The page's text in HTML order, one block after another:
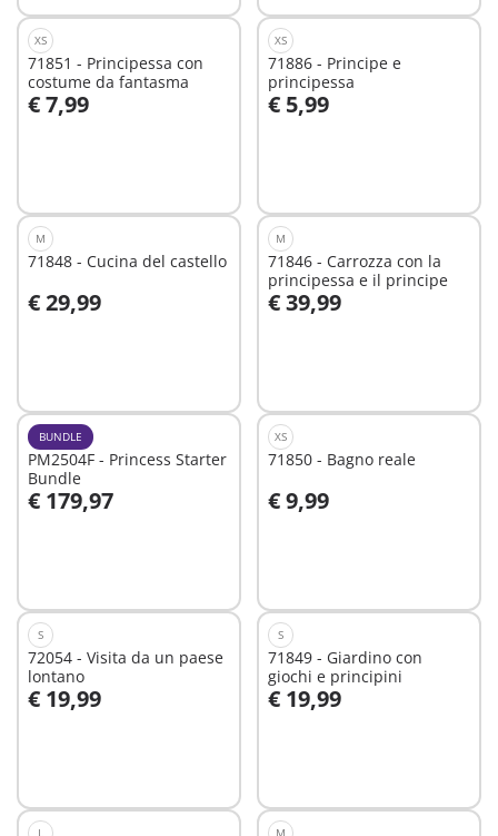
XS
71851 - Principessa con
costume da fantasma
€ 7,99
Aggiungi al carrello
XS
71886 - Principe e
principessa
€ 5,99
Aggiungi al carrello
M
71848 - Cucina del castello
€ 29,99
Aggiungi al carrello
M
71846 - Carrozza con la
principessa e il principe
€ 39,99
Aggiungi al carrello
BUNDLE
PM2504F - Princess Starter
Bundle
€ 179,97
Aggiungi al carrello
XS
71850 - Bagno reale
€ 9,99
Aggiungi al carrello
S
72054 - Visita da un paese
lontano
€ 19,99
Aggiungi al carrello
S
71849 - Giardino con
giochi e principini
€ 19,99
Aggiungi al carrello